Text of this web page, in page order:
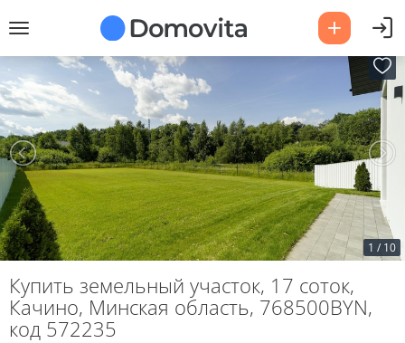
1 / 10
Купить земельный участок, 17 соток,
Качино, Минская область, 768500BYN,
код 572235